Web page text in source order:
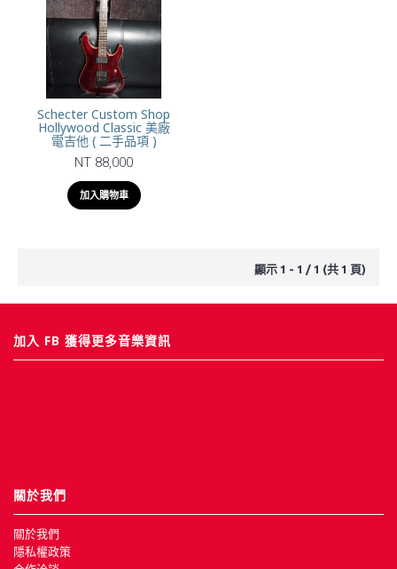
Schecter Custom Shop
Hollywood Classic 美廠
電吉他 ( 二手品項 )
NT 88,000
加入購物車
顯示 1 - 1 / 1 (共 1 頁)
加入 FB 獲得更多音樂資訊
關於我們
關於我們
隱私權政策